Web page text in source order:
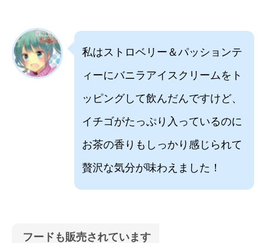
私はストロベリー＆パッションテ
ィーにバニラアイスクリームをト
ッピングして飲んだんですけど、
イチゴがたっぷり入っているのに
お茶の香りもしっかり感じられて
贅沢な気分が味わえました！
フードも販売されています